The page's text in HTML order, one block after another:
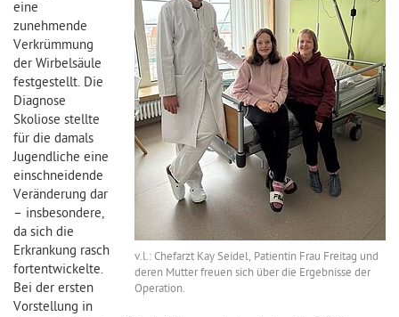
v.l.: Chefarzt Kay Seidel, Patientin Frau Freitag und
deren Mutter freuen sich über die Ergebnisse der
Operation.
eine
zunehmende
Verkrümmung
der Wirbelsäule
festgestellt. Die
Diagnose
Skoliose stellte
für die damals
Jugendliche eine
einschneidende
Veränderung dar
– insbesondere,
da sich die
Erkrankung rasch
fortentwickelte.
Bei der ersten
Vorstellung in